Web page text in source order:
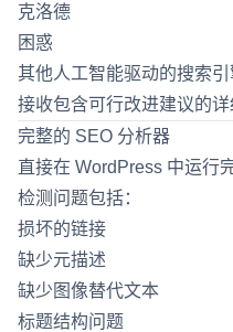
克洛德
困惑
其他人工智能驱动的搜索引
接收包含可行改进建议的详
完整的 SEO 分析器
直接在 WordPress 中运行
检测问题包括：
损坏的链接
缺少元描述
缺少图像替代文本
标题结构问题